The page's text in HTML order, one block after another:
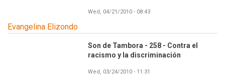
Wed, 04/21/2010 - 08:43
Evangelina Elizondo
Son de Tambora - 258 - Contra el
racismo y la discriminación
Wed, 03/24/2010 - 11:31